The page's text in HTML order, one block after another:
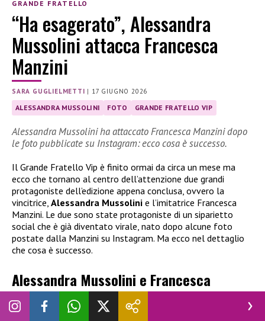
GRANDE FRATELLO
“Ha esagerato”, Alessandra
Mussolini attacca Francesca
Manzini
SARA GUGLIELMETTI | 17 GIUGNO 2026
ALESSANDRA MUSSOLINI FOTO GRANDE FRATELLO VIP
Alessandra Mussolini ha attaccato Francesca Manzini dopo
le foto pubblicate su Instagram: ecco cosa è successo.
Il Grande Fratello Vip è finito ormai da circa un mese ma
ecco che tornano al centro dell’attenzione due grandi
protagoniste dell’edizione appena conclusa, ovvero la
vincitrice, Alessandra Mussolini e l’imitatrice Francesca
Manzini. Le due sono state protagoniste di un siparietto
social che è già diventato virale, nato dopo alcune foto
postate dalla Manzini su Instagram. Ma ecco nel dettaglio
che cosa è successo.
Alessandra Mussolini e Francesca
Manzini: il siparietto social diventa
virale